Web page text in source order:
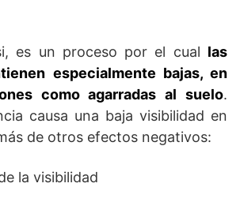
es un proceso por el cual las
especialmente bajas, en
como agarradas al suelo.
causa una baja visibilidad en
de otros efectos negativos:
la visibilidad